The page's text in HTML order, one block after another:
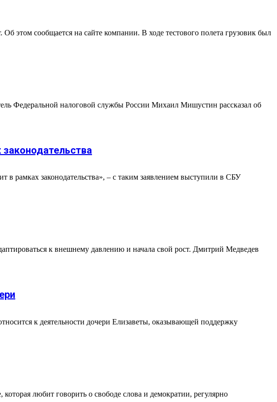
этом сообщается на сайте компании. В ходе тестового полета грузовик был
Федеральной налоговой службы России Михаил Мишустин рассказал об
рамках законодательства», – с таким заявлением выступили в СБУ
к внешнему давлению и начала свой рост. Дмитрий Медведев
к деятельности дочери Елизаветы, оказывающей поддержку
любит говорить о свободе слова и демократии, регулярно